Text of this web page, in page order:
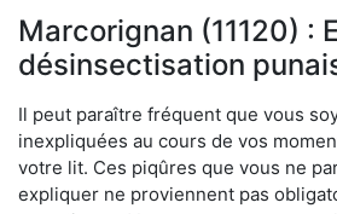
Marcorignan (11120) :
désinsectisation
Il peut paraître fréquent que vous
inexpliquées au cours de vos
votre lit. Ces piqûres que vous ne
expliquer ne proviennent pas